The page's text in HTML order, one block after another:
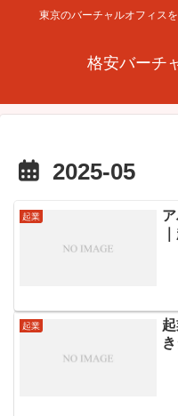
東京のバーチャルオフィス
格安バーチ
2025-05
起業
起業